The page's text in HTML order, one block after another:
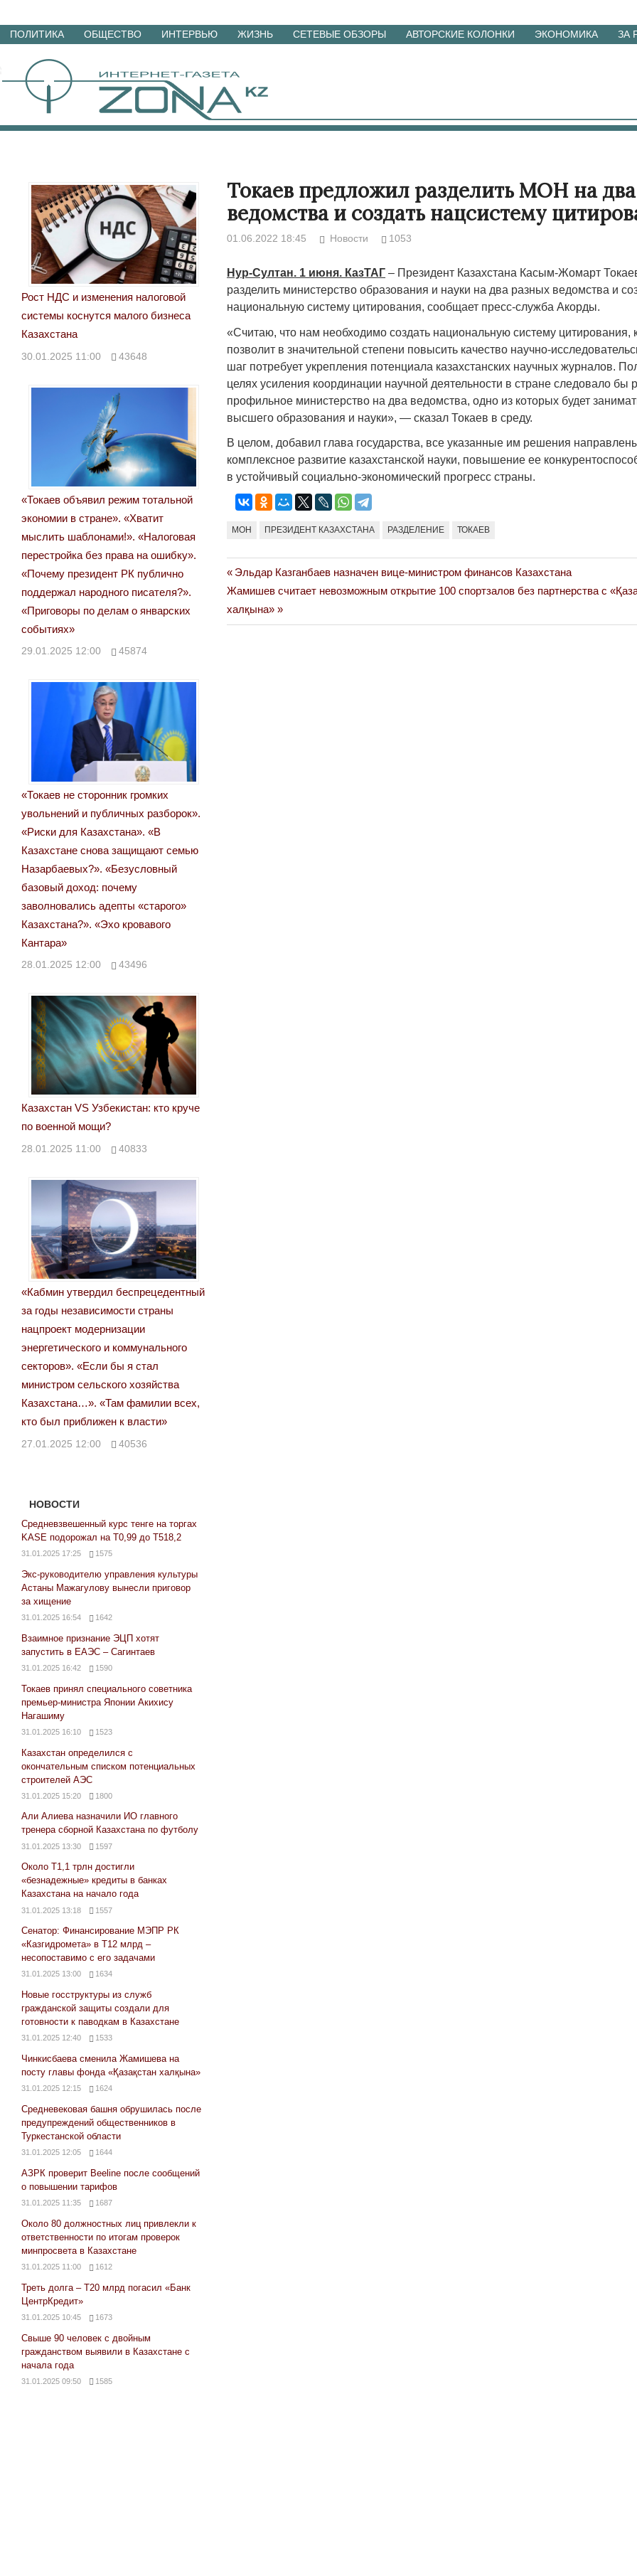
Перейти
материалам
ПОЛИТИКА ОБЩЕСТВО ИНТЕРВЬЮ ЖИЗНЬ СЕТЕВЫЕ ОБЗОРЫ АВТОРСКИЕ КОЛОНКИ ЭКОНОМИКА ЗА
Токаев предложил разделить МОН на
ведомства и создать нацсистему
01.06.2022 18:45 Новости 1053
Нур-Султан. 1 июня. КазТАГ – Президент Казахстана Касым-Жомарт
разделить министерство образования и науки на два разных ведомства и
национальную систему цитирования, сообщает пресс-служба Акорды.
«Считаю, что нам необходимо создать национальную систему цитирования,
позволит в значительной степени повысить качество научно-
шаг потребует укрепления потенциала казахстанских научных журналов.
целях усиления координации научной деятельности в стране следовало бы
профильное министерство на два ведомства, одно из которых будет
высшего образования и науки», — сказал Токаев в среду.
В целом, добавил глава государства, все указанные им решения
комплексное развитие казахстанской науки, повышение ее
в устойчивый социально-экономический прогресс страны.
МОН ПРЕЗИДЕНТ КАЗАХСТАНА РАЗДЕЛЕНИЕ ТОКАЕВ
Навигация
по
Previous
Post:
Эльдар Казганбаев назначен вице-министром финансов Казахстана
Next
Post:
Жамишев считает невозможным открытие 100 спортзалов без партнерства с
халқына»
Рост НДС и изменения налоговой
системы коснутся малого бизнеса
Казахстана
30.01.2025 11:00 43648
«Токаев объявил режим тотальной
экономии в стране». «Хватит
мыслить шаблонами!». «Налоговая
перестройка без права на ошибку».
«Почему президент РК публично
поддержал народного писателя?».
«Приговоры по делам о январских
событиях»
29.01.2025 12:00 45874
«Токаев не сторонник громких
увольнений и публичных разборок».
«Риски для Казахстана». «В
Казахстане снова защищают семью
Назарбаевых?». «Безусловный
базовый доход: почему
заволновались адепты «старого»
Казахстана?». «Эхо кровавого
Кантара»
28.01.2025 12:00 43496
Казахстан VS Узбекистан: кто круче
по военной мощи?
28.01.2025 11:00 40833
«Кабмин утвердил беспрецедентный
за годы независимости страны
нацпроект модернизации
энергетического и коммунального
секторов». «Если бы я стал
министром сельского хозяйства
Казахстана…». «Там фамилии всех,
кто был приближен к власти»
27.01.2025 12:00 40536
НОВОСТИ
Средневзвешенный курс тенге на торгах
KASE подорожал на Т0,99 до Т518,2
31.01.2025 17:25 1575
Экс-руководителю управления культуры
Астаны Мажагулову вынесли приговор
за хищение
31.01.2025 16:54 1642
Взаимное признание ЭЦП хотят
запустить в ЕАЭС – Сагинтаев
31.01.2025 16:42 1590
Токаев принял специального советника
премьер-министра Японии Акихису
Нагашиму
31.01.2025 16:10 1523
Казахстан определился с
окончательным списком потенциальных
строителей АЭС
31.01.2025 15:20 1800
Али Алиева назначили ИО главного
тренера сборной Казахстана по футболу
31.01.2025 13:30 1597
Около Т1,1 трлн достигли
«безнадежные» кредиты в банках
Казахстана на начало года
31.01.2025 13:18 1557
Сенатор: Финансирование МЭПР РК
«Казгидромета» в Т12 млрд –
несопоставимо с его задачами
31.01.2025 13:00 1634
Новые госструктуры из служб
гражданской защиты создали для
готовности к паводкам в Казахстане
31.01.2025 12:40 1533
Чинкисбаева сменила Жамишева на
посту главы фонда «Қазақстан халқына»
31.01.2025 12:15 1624
Средневековая башня обрушилась после
предупреждений общественников в
Туркестанской области
31.01.2025 12:05 1644
АЗРК проверит Beeline после сообщений
о повышении тарифов
31.01.2025 11:35 1687
Около 80 должностных лиц привлекли к
ответственности по итогам проверок
минпросвета в Казахстане
31.01.2025 11:00 1612
Треть долга – Т20 млрд погасил «Банк
ЦентрКредит»
31.01.2025 10:45 1673
Свыше 90 человек с двойным
гражданством выявили в Казахстане с
начала года
31.01.2025 09:50 1585
Народ выбрал свет
17.10.2024 17:00 29972
Странная
Дарига не
мошенниками
30.10.2024